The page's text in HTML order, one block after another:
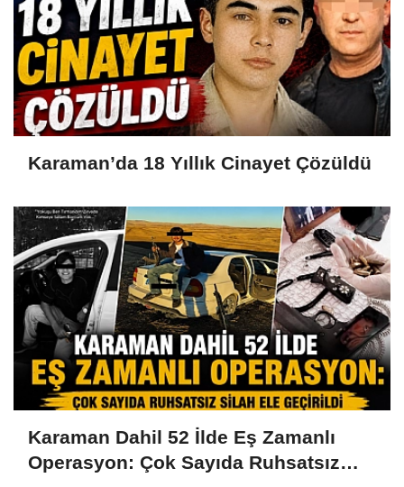
Karaman’da 18 Yıllık Cinayet Çözüldü
Karaman Dahil 52 İlde Eş Zamanlı
Operasyon: Çok Sayıda Ruhsatsız